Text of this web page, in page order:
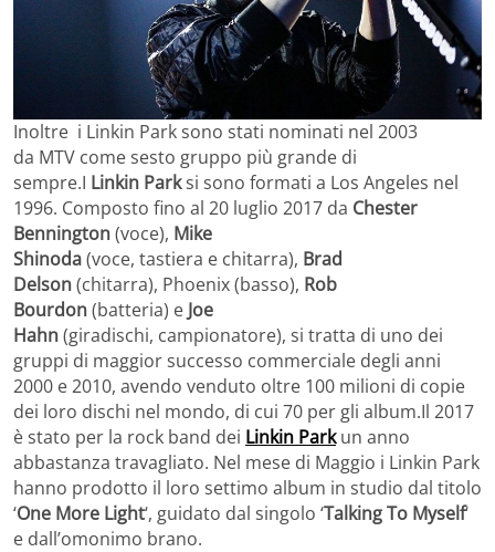
Inoltre i Linkin Park sono stati nominati nel 2003
da MTV come sesto gruppo più grande di
sempre.I Linkin Parksi sono formati a Los Angeles nel
1996. Composto fino al 20 luglio 2017 da Chester
Bennington(voce), Mike
Shinoda(voce, tastiera e chitarra), Brad
Delson(chitarra), Phoenix (basso), Rob
Bourdon(batteria) e Joe
Hahn(giradischi, campionatore), si tratta di uno dei
gruppi di maggior successo commerciale degli anni
2000 e 2010, avendo venduto oltre 100 milioni di copie
dei loro dischi nel mondo, di cui 70 per gli album.Il 2017
è stato per la rock band dei Linkin Parkun anno
abbastanza travagliato. Nel mese di Maggio i Linkin Park
hanno prodotto il loro settimo album in studio dal titolo
‘One More Light‘, guidato dal singolo ‘Talking To Myself‘
e dall’omonimo brano.